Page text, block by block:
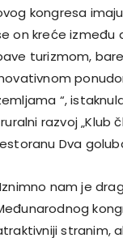
kongresa
on kreće između
turizmom,
“,
razvoj „Klub
Dva
nam je
stranim,